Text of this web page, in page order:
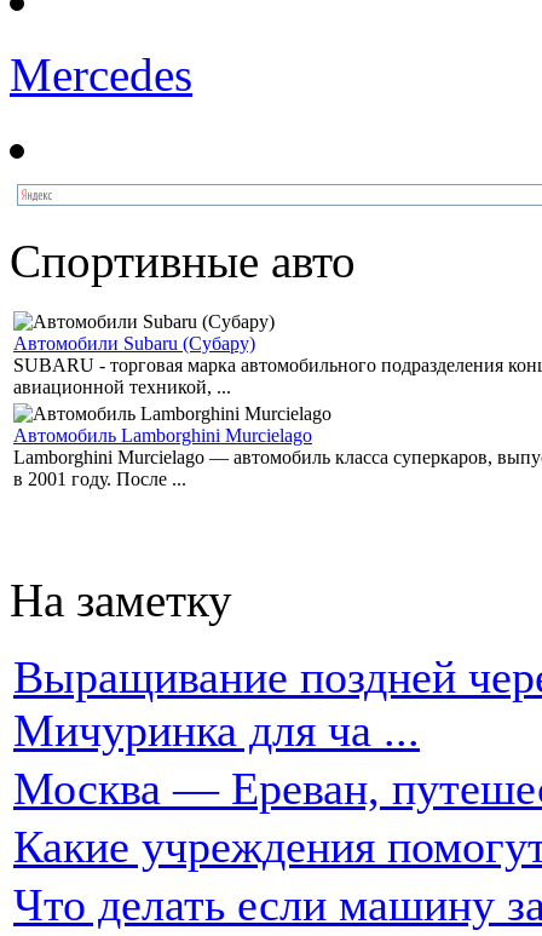
Mercedes
Спортивные авто
Автомобили Subaru (Субару)
SUBARU - торговая марка автомобильного подразделения
авиационной техникой, ...
Автомобиль Lamborghini Murcielago
Lamborghini Murcielago — автомобиль класса суперкаров,
в 2001 году. После ...
На заметку
Выращивание поздней
Мичуринка для ча ...
Москва — Ереван,
Какие учреждения
Что делать если машину